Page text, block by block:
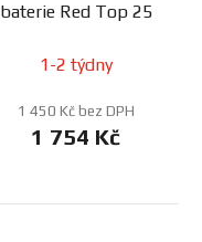
baterie Red Top 25
1-2 týdny
1 450 Kč bez DPH
1 754 Kč